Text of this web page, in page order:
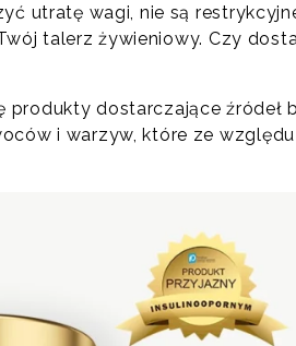
utratę wagi, nie są
talerz żywieniowy. Czy
dostarczające źródeł
i warzyw, które ze